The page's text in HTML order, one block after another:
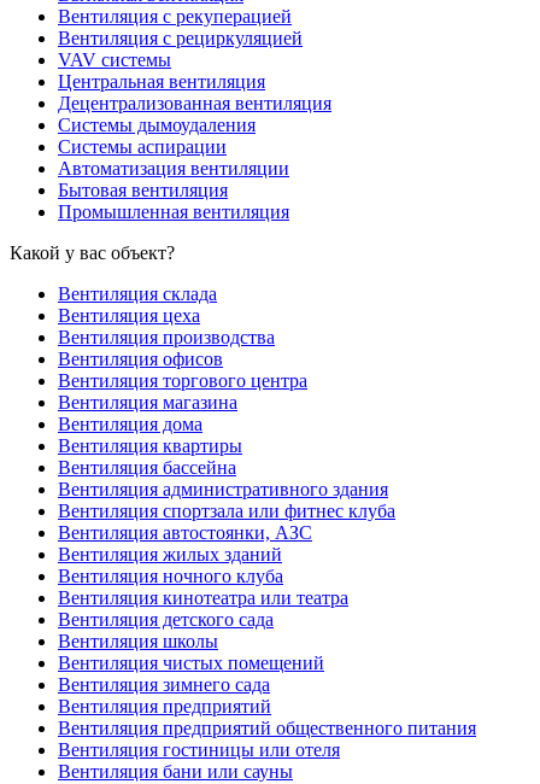
Вентиляция с рекуперацией
Вентиляция с рециркуляцией
VAV системы
Центральная вентиляция
Децентрализованная вентиляция
Системы дымоудаления
Системы аспирации
Автоматизация вентиляции
Бытовая вентиляция
Промышленная вентиляция
Какой у вас объект?
Вентиляция склада
Вентиляция цеха
Вентиляция производства
Вентиляция офисов
Вентиляция торгового центра
Вентиляция магазина
Вентиляция дома
Вентиляция квартиры
Вентиляция бассейна
Вентиляция административного здания
Вентиляция спортзала или фитнес клуба
Вентиляция автостоянки, АЗС
Вентиляция жилых зданий
Вентиляция ночного клуба
Вентиляция кинотеатра или театра
Вентиляция детского сада
Вентиляция школы
Вентиляция чистых помещений
Вентиляция зимнего сада
Вентиляция предприятий
Вентиляция предприятий общественного питания
Вентиляция гостиницы или отеля
Вентиляция бани или сауны